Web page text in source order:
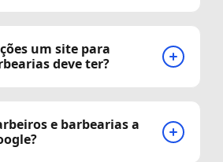
um site para
deve ter?
e barbearias a